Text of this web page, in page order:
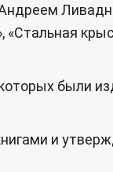
«Стальная
были
и